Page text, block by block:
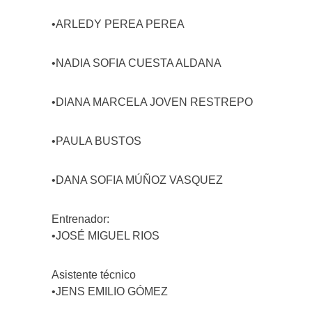
•ARLEDY PEREA PEREA
•NADIA SOFIA CUESTA ALDANA
•DIANA MARCELA JOVEN RESTREPO
•PAULA BUSTOS
•DANA SOFIA MÚÑOZ VASQUEZ
Entrenador:
•JOSÉ MIGUEL RIOS
Asistente técnico
•JENS EMILIO GÓMEZ